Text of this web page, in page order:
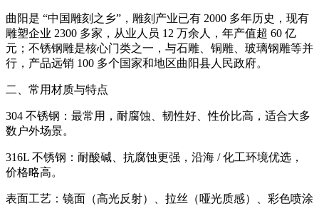
曲阳是 “中国雕刻之乡”，雕刻产业已有 2000 多年历史，现有
雕塑企业 2300 多家，从业人员 12 万余人，年产值超 60 亿
元；不锈钢雕是核心门类之一，与石雕、铜雕、玻璃钢雕等并
行，产品远销 100 多个国家和地区曲阳县人民政府。
二、常用材质与特点
304 不锈钢：最常用，耐腐蚀、韧性好、性价比高，适合大多
数户外场景。
316L 不锈钢：耐酸碱、抗腐蚀更强，沿海 / 化工环境优选，
价格略高。
表面工艺：镜面（高光反射）、拉丝（哑光质感）、彩色喷涂